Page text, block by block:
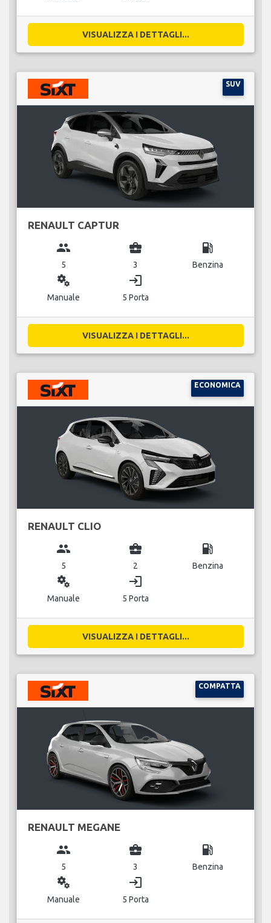
VISUALIZZA I DETTAGLI...
SUV
RENAULT CAPTUR
group
5
business_center
3
local_gas_station
Benzina
miscellaneous_services
Manuale
login
5 Porta
VISUALIZZA I DETTAGLI...
ECONOMICA
RENAULT CLIO
group
5
business_center
2
local_gas_station
Benzina
miscellaneous_services
Manuale
login
5 Porta
VISUALIZZA I DETTAGLI...
COMPATTA
RENAULT MEGANE
group
5
business_center
3
local_gas_station
Benzina
miscellaneous_services
Manuale
login
5 Porta